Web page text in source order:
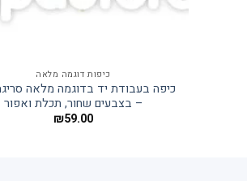
כיפות דוגמה מלאה
כיפה בעבודת יד בדוגמה מלאה
– בצבעים שחור, תכלת ואפור
₪59.00